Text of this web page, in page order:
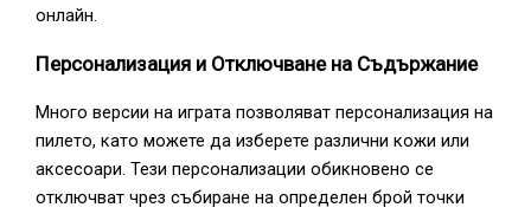
онлайн.
Персонализация и Отключване на Съдържание
Много версии на играта позволяват персонализация на
пилето, като можете да изберете различни кожи или
аксесоари. Тези персонализации обикновено се
отключват чрез събиране на определен брой точки